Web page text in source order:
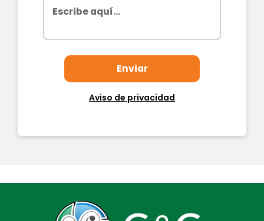
Aviso de privacidad